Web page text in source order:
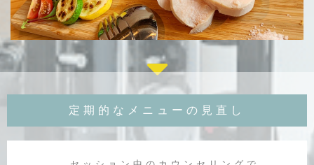
定期的なメニューの見直し